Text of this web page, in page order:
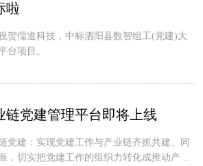
啦
贺儒道科技，中标泗阳县数智组工(党建)大
台项目。
链党建管理平台即将上线
党建：实现党建工作与产业链齐抓共建、同
，切实把党建工作的组织力转化成推动产业